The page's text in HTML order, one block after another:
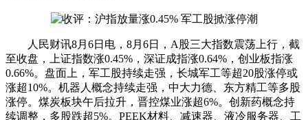
人民财讯8月6日电，8月6日，A股三大指数震荡上行，截
至收盘，上证指数涨0.45%，深证成指涨0.64%，创业板指涨
0.66%。盘面上，军工股持续走强，长城军工等超20股涨停或
涨超10%。机器人概念持续走强，中大力德、东方精工等多股
涨停。煤炭板块午后拉升，晋控煤业涨超6%。创新药概念持
续调整，多股跌超5%。PEEK材料、减速器、液冷服务器、工